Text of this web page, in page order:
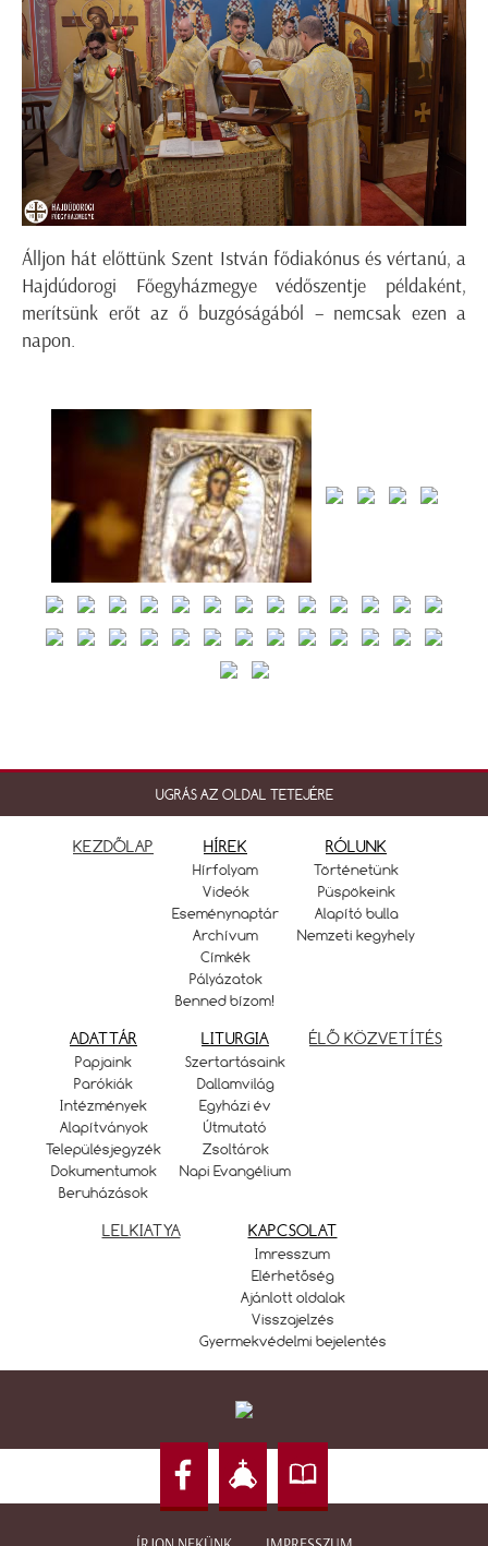
Álljon hát előttünk Szent István fődiakónus és vértanú, a
Hajdúdorogi Főegyházmegye védőszentje példaként,
merítsünk erőt az ő buzgóságából – nemcsak ezen a
napon.
UGRÁS AZ OLDAL TETEJÉRE
KEZDŐLAP HÍREK
Hírfolyam
Videók
Eseménynaptár
Archívum
Címkék
Pályázatok
Benned bízom!
RÓLUNK
Történetünk
Püspökeink
Alapító bulla
Nemzeti kegyhely
ADATTÁR
Papjaink
Parókiák
Intézmények
Alapítványok
Településjegyzék
Dokumentumok
Beruházások
LITURGIA
Szertartásaink
Dallamvilág
Egyházi év
Útmutató
Zsoltárok
Napi Evangélium
ÉLŐ KÖZVETÍTÉS
LELKIATYA KAPCSOLAT
Imresszum
Elérhetőség
Ajánlott oldalak
Visszajelzés
Gyermekvédelmi bejelentés